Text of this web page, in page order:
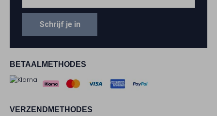
BETAALMETHODES
VERZENDMETHODES
Schrijf je in